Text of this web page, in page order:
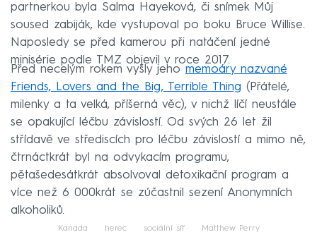
partnerkou byla Salma Hayeková, či snímek Můj
soused zabiják, kde vystupoval po boku Bruce Willise.
Naposledy se před kamerou při natáčení jedné
minisérie podle TMZ objevil v roce 2017.
Před necelým rokem vyšly jeho memoáry nazvané
Friends, Lovers and the Big, Terrible Thing (Přátelé,
milenky a ta velká, příšerná věc), v nichž líčí neustále
se opakující léčbu závislostí. Od svých 26 let žil
střídavě ve střediscích pro léčbu závislostí a mimo ně,
čtrnáctkrát byl na odvykacím programu,
pětašedesátkrát absolvoval detoxikační program a
více než 6 000krát se zúčastnil sezení Anonymních
alkoholiků.
Kanada herec sociální síť Matthew Perry